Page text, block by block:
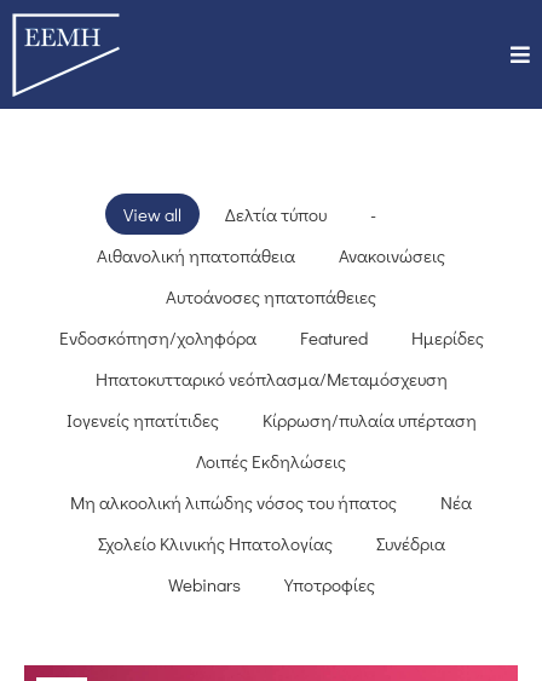
View all Δελτία τύπου
-
Αιθανολική ηπατοπάθεια
Ανακοινώσεις
Αυτοάνοσες ηπατοπάθειες
Ενδοσκόπηση/χοληφόρα
Featured
Ημερίδες
Ηπατοκυτταρικό νεόπλασμα/Μεταμόσχευση
Ιογενείς ηπατίτιδες
Κίρρωση/πυλαία υπέρταση
Λοιπές Εκδηλώσεις
Μη αλκοολική λιπώδης νόσος του ήπατος
Νέα
Σχολείο Κλινικής Ηπατολογίας
Συνέδρια
Webinars
Υποτροφίες